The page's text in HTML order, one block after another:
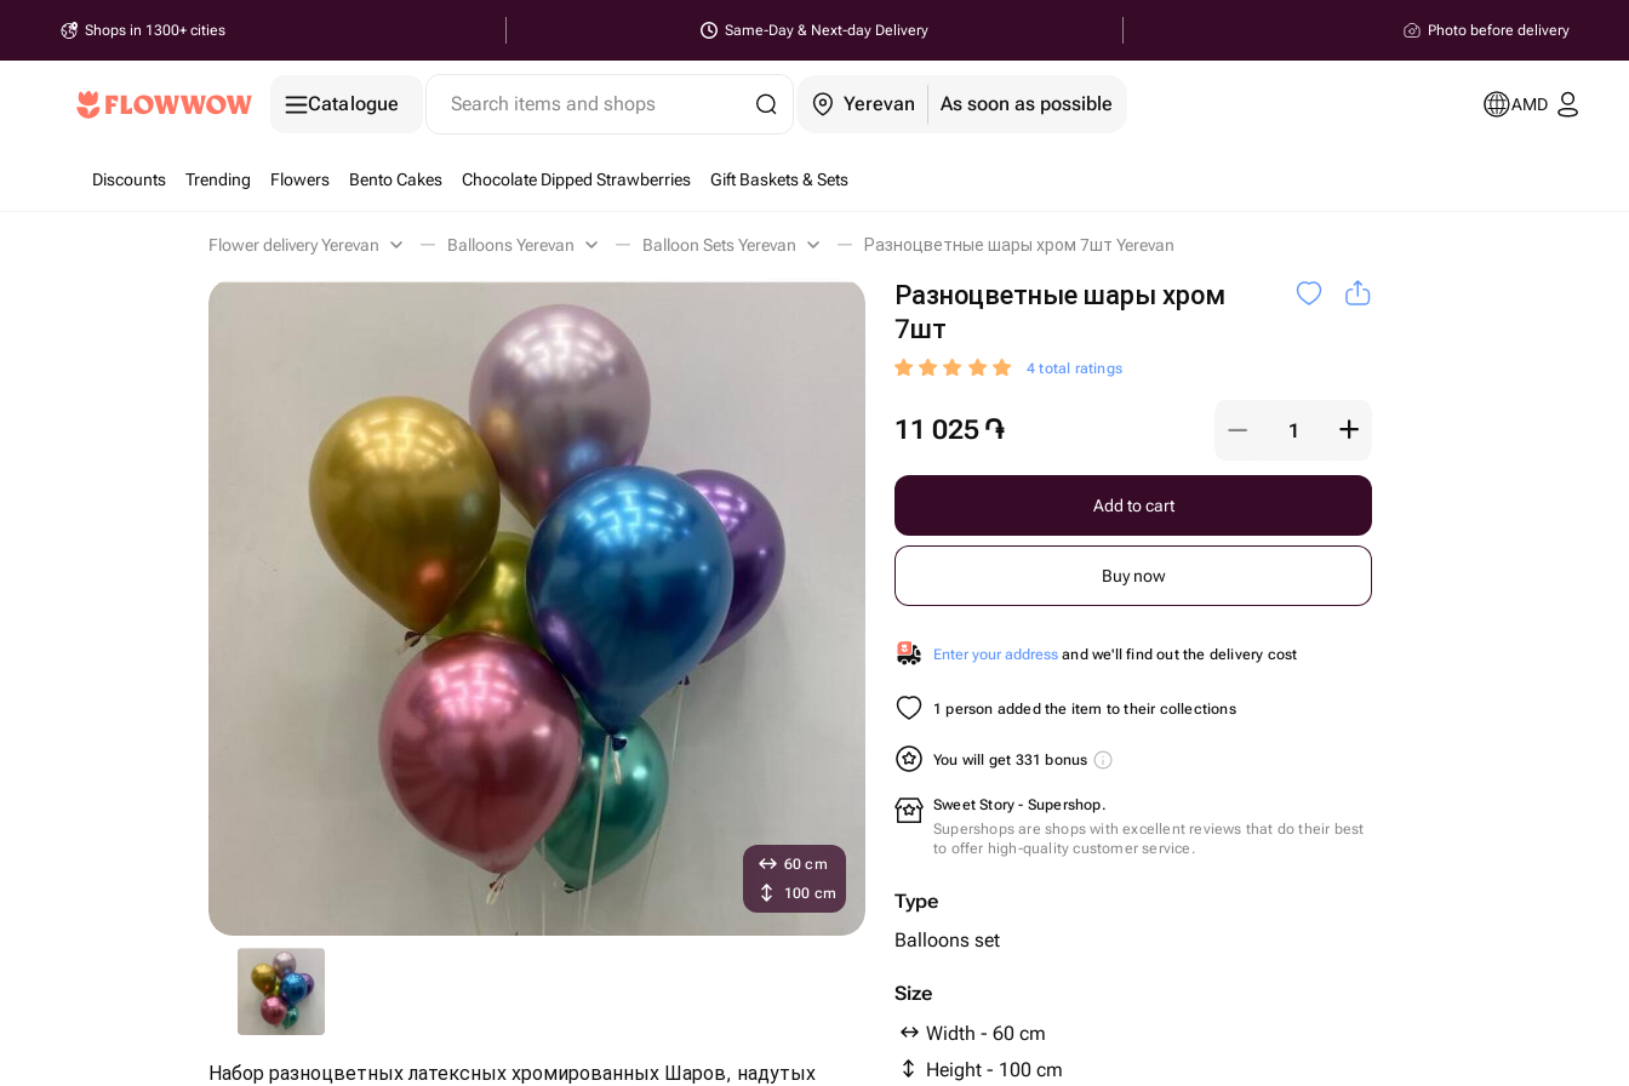
Shops in 1300+ cities Same-Day & Next-day Delivery Photo before delivery
Catalogue Search items and shops Yerevan As soon as possible AMD
Discounts Trending Flowers Bento Cakes Chocolate Dipped Strawberries Gift Baskets & Sets
Flower delivery Yerevan Balloons Yerevan Balloon Sets Yerevan Разноцветные шары хром 7шт Yerevan
Разноцветные шары хром
7шт
4 total ratings
11 025 ֏
Add to cart
Buy now
Enter your address and we'll find out the delivery cost
1 person added the item to their collections
You will get 331 bonus
Sweet Story - Supershop.
Supershops are shops with excellent reviews that do their best
to offer high-quality customer service.
Type
Balloons set
Size
Width - 60 cm
Height - 100 cm
60 cm
100 cm
Набор разноцветных латексных хромированных Шаров, надутых